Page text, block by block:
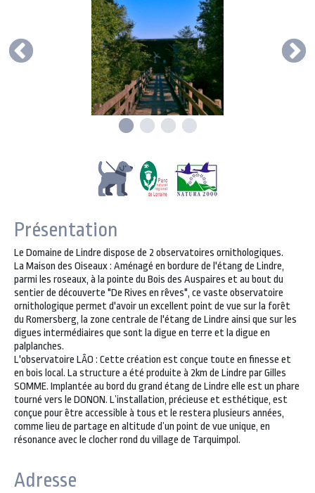
Présentation
Le Domaine de Lindre dispose de 2 observatoires ornithologiques.
La Maison des Oiseaux : Aménagé en bordure de l'étang de Lindre,
parmi les roseaux, à la pointe du Bois des Auspaires et au bout du
sentier de découverte "De Rives en rêves", ce vaste observatoire
ornithologique permet d'avoir un excellent point de vue sur la forêt
du Romersberg, la zone centrale de l'étang de Lindre ainsi que sur les
digues intermédiaires que sont la digue en terre et la digue en
palplanches.
L'observatoire LÂO : Cette création est conçue toute en finesse et
en bois local. La structure a été produite à 2km de Lindre par Gilles
SOMME. Implantée au bord du grand étang de Lindre elle est un phare
tourné vers le DONON. L’installation, précieuse et esthétique, est
conçue pour être accessible à tous et le restera plusieurs années,
comme lieu de partage en altitude d’un point de vue unique, en
résonance avec le clocher rond du village de Tarquimpol.
Adresse